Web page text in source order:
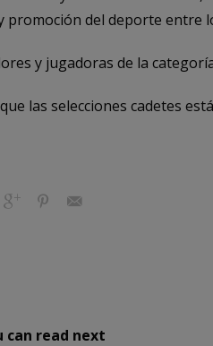
promoción del deporte entre
y jugadoras de la
las selecciones cadetes
can read next